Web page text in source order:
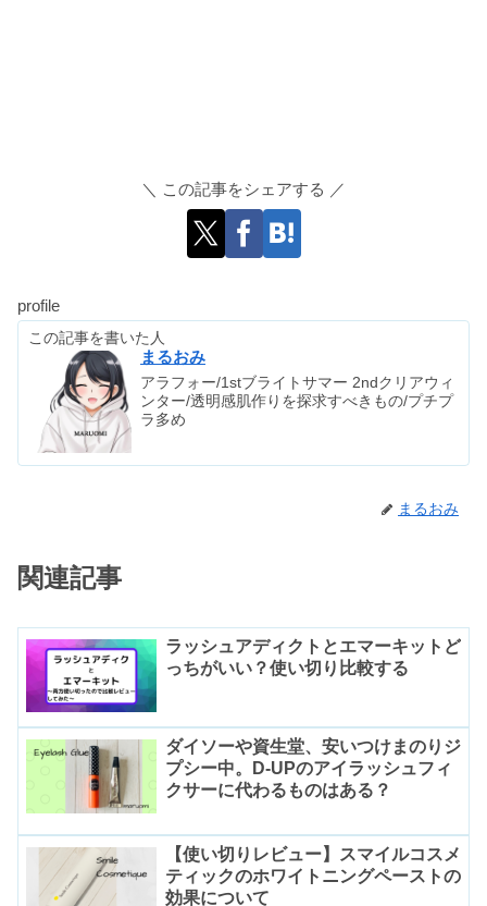
＼ この記事をシェアする ／
profile
この記事を書いた人
まるおみ
アラフォー/1stブライトサマー 2ndクリアウィ
ンター/透明感肌作りを探求すべきもの/プチプ
ラ多め
まるおみ
関連記事
ラッシュアディクトとエマーキットど
っちがいい？使い切り比較する
ダイソーや資生堂、安いつけまのりジ
プシー中。D-UPのアイラッシュフィ
クサーに代わるものはある？
【使い切りレビュー】スマイルコスメ
ティックのホワイトニングペーストの
効果について